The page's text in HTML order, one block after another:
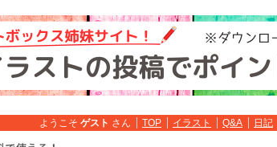
ようこそ ゲスト さん TOP イラスト Q&A 日記